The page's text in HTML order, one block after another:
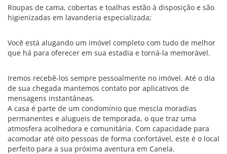
Roupas de cama, cobertas e toalhas estão à disposição e são
higienizadas em lavanderia especializada;
Você está alugando um imóvel completo com tudo de melhor
que há para oferecer em sua estadia e torná-la memorável.
Iremos recebê-los sempre pessoalmente no imóvel. Até o dia
de sua chegada mantemos contato por aplicativos de
mensagens instantâneas.
A casa é parte de um condomínio que mescla moradias
permanentes e alugueis de temporada, o que traz uma
atmosfera acolhedora e comunitária. Com capacidade para
acomodar até oito pessoas de forma confortável, este é o local
perfeito para a sua próxima aventura em Canela.